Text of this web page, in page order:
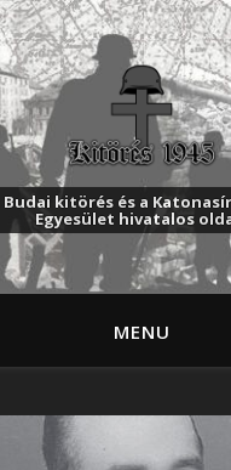
Budai kitörés és a
Egyesület hivatalos
MENU